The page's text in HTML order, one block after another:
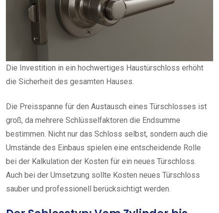
Die Investition in ein hochwertiges Haustürschloss erhöht
die Sicherheit des gesamten Hauses.
Die Preisspanne für den Austausch eines Türschlosses ist
groß, da mehrere Schlüsselfaktoren die Endsumme
bestimmen. Nicht nur das Schloss selbst, sondern auch die
Umstände des Einbaus spielen eine entscheidende Rolle
bei der Kalkulation der Kosten für ein neues Türschloss.
Auch bei der Umsetzung sollte Kosten neues Türschloss
sauber und professionell berücksichtigt werden.